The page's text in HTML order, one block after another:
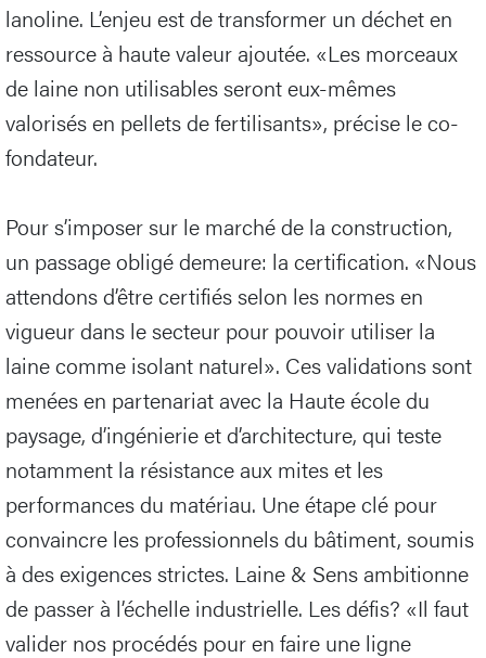
lanoline. L’enjeu est de transformer un déchet en
ressource à haute valeur ajoutée. «Les morceaux
de laine non utilisables seront eux-mêmes
valorisés en pellets de fertilisants», précise le co-
fondateur.
Pour s’imposer sur le marché de la construction,
un passage obligé demeure: la certification. «Nous
attendons d’être certifiés selon les normes en
vigueur dans le secteur pour pouvoir utiliser la
laine comme isolant naturel». Ces validations sont
menées en partenariat avec la Haute école du
paysage, d’ingénierie et d’architecture, qui teste
notamment la résistance aux mites et les
performances du matériau. Une étape clé pour
convaincre les professionnels du bâtiment, soumis
à des exigences strictes. Laine & Sens ambitionne
de passer à l’échelle industrielle. Les défis? «Il faut
valider nos procédés pour en faire une ligne